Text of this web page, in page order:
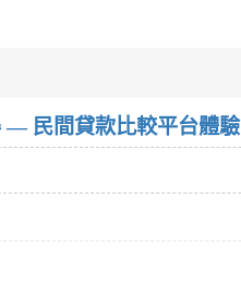
— 民間貸款比較平台體驗